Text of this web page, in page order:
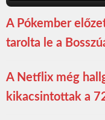
A Pókember
tarolta le a
A Netflix még
kikacsintottak a